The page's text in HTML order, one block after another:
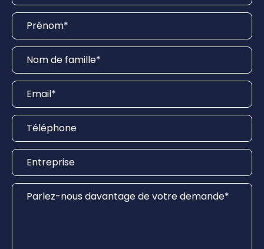
Prénom
Nom de famille
Email
Téléphone
Entreprise
Parlez-nous davantage de votre demande